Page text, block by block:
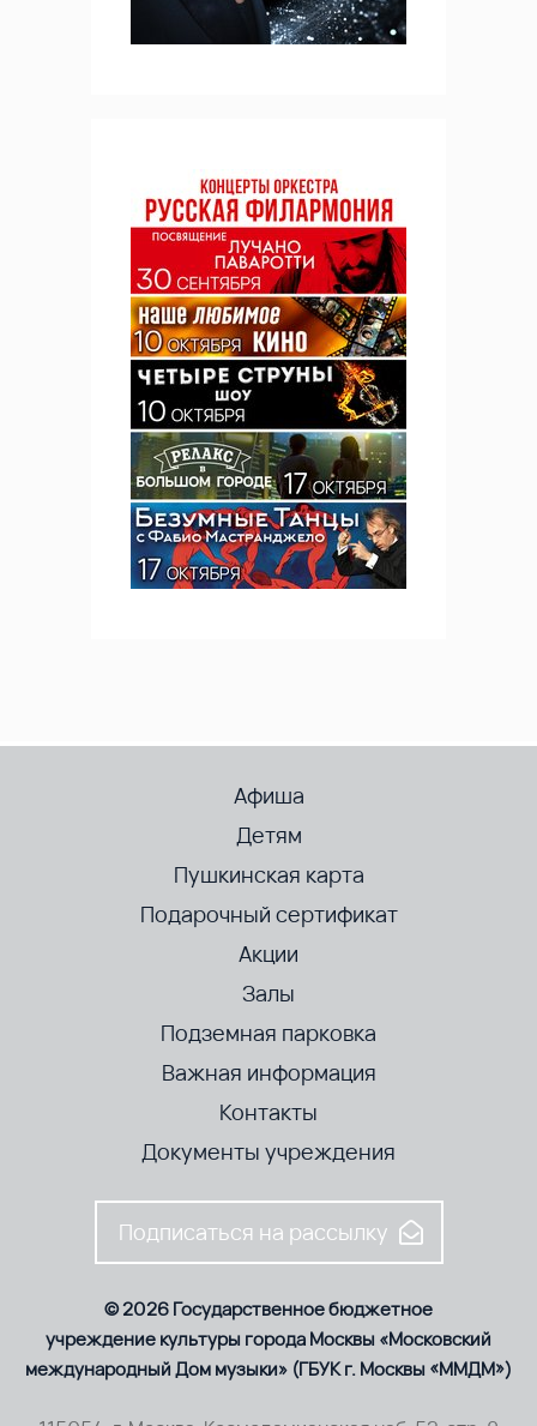
Афиша
Детям
Пушкинская карта
Подарочный сертификат
Акции
Залы
Подземная парковка
Важная информация
Контакты
Документы учреждения
Подписаться на рассылку
© 2026 Государственное бюджетное
учреждение культуры города Москвы «Московский
международный Дом музыки» (ГБУК г. Москвы «ММДМ»)